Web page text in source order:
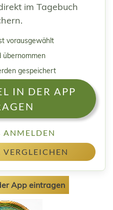
im Tagebuch
vorausgewählt
übernommen
gespeichert
IN DER APP
ANMELDEN
VERGLEICHEN
App eintragen